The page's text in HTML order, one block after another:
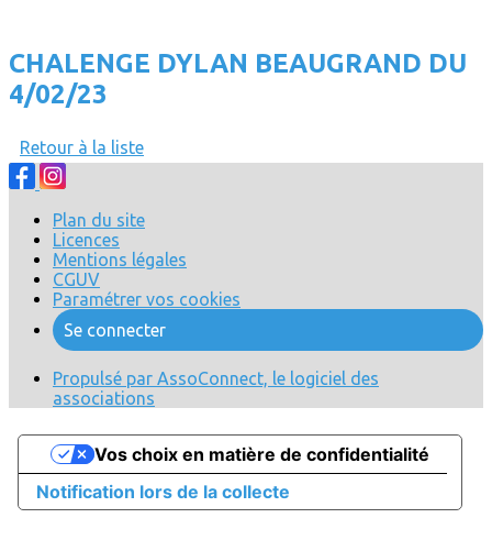
CHALENGE DYLAN BEAUGRAND DU
4/02/23
Retour à la liste
Plan du site
Licences
Mentions légales
CGUV
Paramétrer vos cookies
Se connecter
Propulsé par AssoConnect, le logiciel des
associations
Notification lors de la collecte
Vos choix en matière de confidentialité